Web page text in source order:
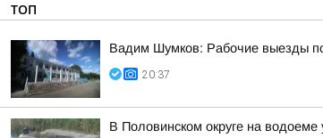
ТОП
Вадим Шумков: Рабочие выезды
20:37
В Половинском округе на водоеме